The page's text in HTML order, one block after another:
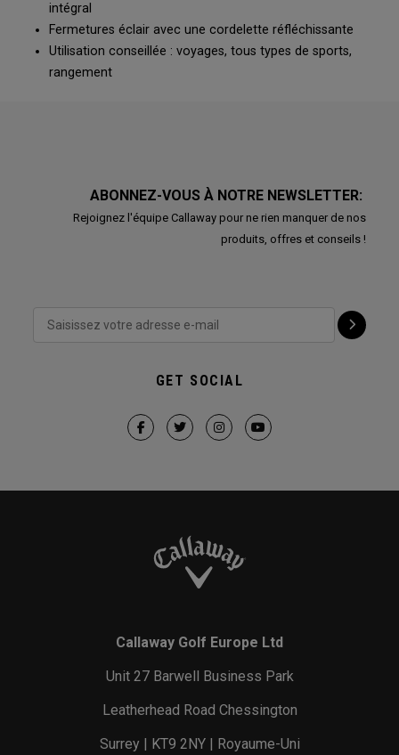
intégral
Fermetures éclair avec une cordelette réfléchissante
Utilisation conseillée : voyages, tous types de sports,
rangement
ABONNEZ-VOUS À NOTRE NEWSLETTER:
Rejoignez l'équipe Callaway pour ne rien manquer de nos
produits, offres et conseils !
GET SOCIAL
Callaway Golf Europe Ltd
Unit 27 Barwell Business Park
Leatherhead Road Chessington
Surrey | KT9 2NY | Royaume-Uni